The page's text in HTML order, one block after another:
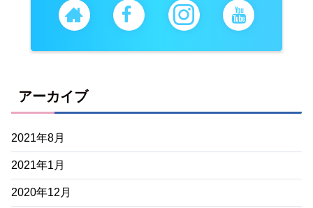
アーカイブ
2021年8月
2021年1月
2020年12月